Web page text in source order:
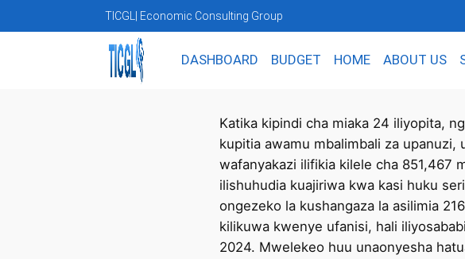
TICGL | Economic Consulting Group
DASHBOARD BUDGET HOME ABOUT US
Katika kipindi cha miaka 24 iliyopita,
kupitia awamu mbalimbali za upanuzi,
wafanyakazi ilifikia kilele cha 851,467
ilishuhudia kuajiriwa kwa kasi huku
ongezeko la kushangaza la asilimia
kilikuwa kwenye ufanisi, hali
2024. Mwelekeo huu unaonyesha